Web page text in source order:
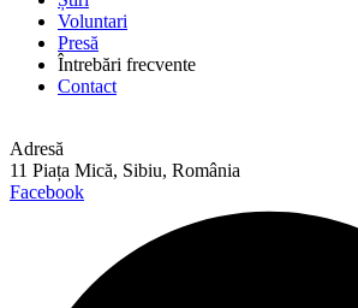
Voluntari
Presă
Întrebări frecvente
Contact
Adresă
11 Piața Mică, Sibiu, România
Facebook